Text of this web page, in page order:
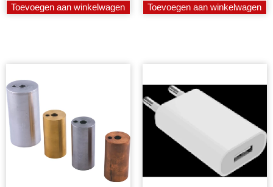
Toevoegen aan winkelwagen Toevoegen aan winkelwagen